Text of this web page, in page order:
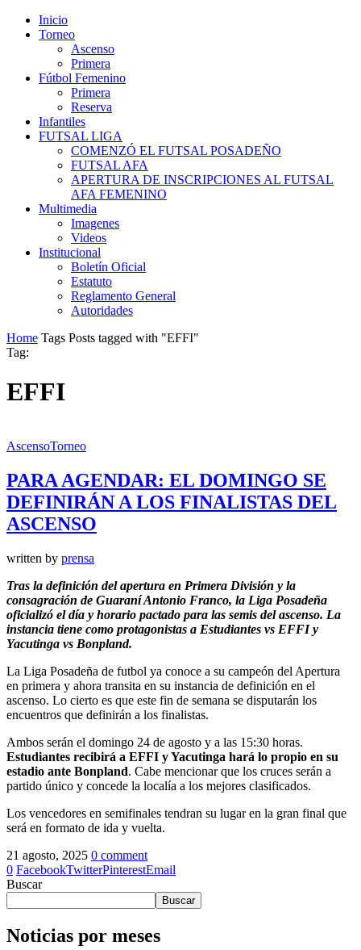
Inicio
Torneo
Ascenso
Primera
Fútbol Femenino
Primera
Reserva
Infantiles
FUTSAL LIGA
COMENZÓ EL FUTSAL POSADEÑO
FUTSAL AFA
APERTURA DE INSCRIPCIONES AL FUTSAL
AFA FEMENINO
Multimedia
Imagenes
Videos
Institucional
Boletín Oficial
Estatuto
Reglamento General
Autoridades
Home Tags Posts tagged with "EFFI"
Tag:
EFFI
AscensoTorneo
PARA AGENDAR: EL DOMINGO SE
DEFINIRÁN A LOS FINALISTAS DEL
ASCENSO
written by prensa
Tras la definición del apertura en Primera División y la
consagración de Guaraní Antonio Franco, la Liga Posadeña
oficializó el día y horario pactado para las semis del ascenso. La
instancia tiene como protagonistas a Estudiantes vs EFFI y
Yacutinga vs Bonpland.
La Liga Posadeña de futbol ya conoce a su campeón del Apertura
en primera y ahora transita en su instancia de definición en el
ascenso. Lo cierto es que este fin de semana se disputarán los
encuentros que definirán a los finalistas.
Ambos serán el domingo 24 de agosto y a las 15:30 horas.
Estudiantes recibirá a EFFI y Yacutinga hará lo propio en su
estadio ante Bonpland. Cabe mencionar que los cruces serán a
partido único y concede la localía a los mejores clasificados.
Los vencedores en semifinales tendran su lugar en la gran final que
será en formato de ida y vuelta.
21 agosto, 2025 0 comment
0 FacebookTwitterPinterestEmail
Buscar
Buscar
Noticias por meses